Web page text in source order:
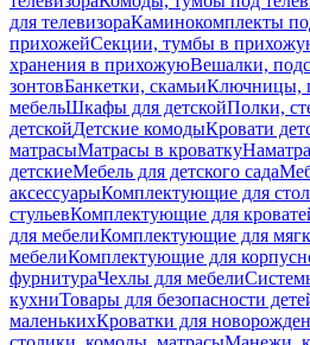
для телевизораКаминокомплекты
прихожейСекции, тумбы в
хранения в прихожуюВешалки,
зонтовБанкетки, скамьиКлючницы,
мебельШкафы для детскойПолки,
детскойДетские комодыКровати
матрасыМатрасы в кроватку
детскиеМебель для детского сада
аксессуарыКомплектующие для
стульевКомплектующие для
для мебелиКомплектующие для
мебелиКомплектующие для
фурнитураЧехлы для мебели
кухниТовары для безопасности
маленькихКроватки для